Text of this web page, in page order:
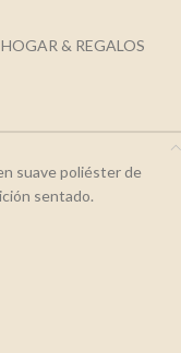
HOGAR & REGALOS
suave poliéster de
sentado.